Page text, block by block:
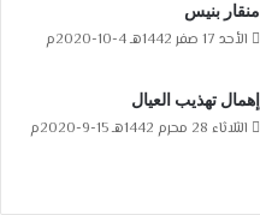
منقار بنيس
الأحد 17 صفر 1442هـ 4-10-2020م
إهمال تهذيب العيال
الثلاثاء 28 محرم 1442هـ 15-9-2020م